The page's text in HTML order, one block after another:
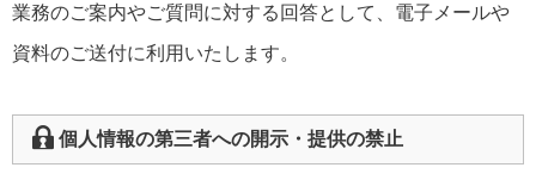
業務のご案内やご質問に対する回答として、電子メールや
資料のご送付に利用いたします。
個人情報の第三者への開示・提供の禁止